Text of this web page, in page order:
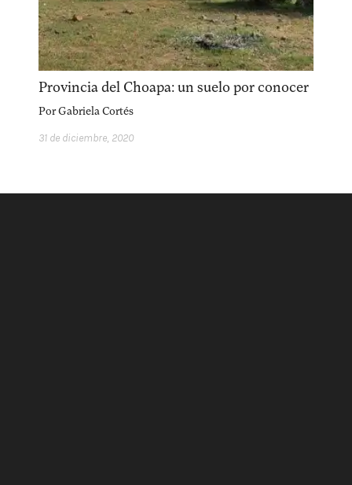
Provincia del Choapa: un suelo por conocer
PorGabriela Cortés
31 de diciembre, 2020
acerca
equipo política de envíos